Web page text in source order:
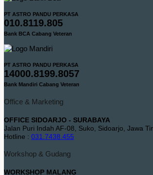
PT ASTRO PANDU PERKASA
010.8119.805
Bank BCA Cabang Veteran
PT ASTRO PANDU PERKASA
14000.8199.8057
Bank Mandiri Cabang Veteran
Office & Marketing
OFFICE SIDOARJO - SURABAYA
Jalan Puri Indah AF-08, Suko, Sidoarjo, Jawa
Hotline : 031.7438.455
Workshop & Gudang
WORKSHOP MALANG